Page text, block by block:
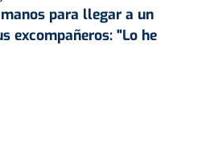
para llegar a un
excompañeros: "Lo he